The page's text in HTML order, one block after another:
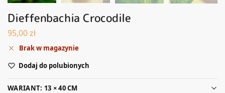
Dieffenbachia Crocodile
95,00zł
Brak w magazynie
Dodaj do polubionych
WARIANT: 13 × 40 CM